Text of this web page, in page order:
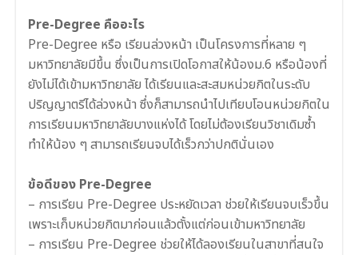
Pre-Degree คืออะไร
Pre-Degree หรือ เรียนล่วงหน้า เป็นโครงการที่หลาย ๆ
มหาวิทยาลัยมีขึ้น ซึ่งเป็นการเปิดโอกาสให้น้องม.6 หรือน้องที่
ยังไม่ได้เข้ามหาวิทยาลัย ได้เรียนและสะสมหน่วยกิตในระดับ
ปริญญาตรีได้ล่วงหน้า ซึ่งก็สามารถนำไปเทียบโอนหน่วยกิตใน
การเรียนมหาวิทยาลัยบางแห่งได้ โดยไม่ต้องเรียนวิชาเดิมซ้ำ
ทำให้น้อง ๆ สามารถเรียนจบได้เร็วกว่าปกตินั่นเอง
ข้อดีของ Pre-Degree
– การเรียน Pre-Degree ประหยัดเวลา ช่วยให้เรียนจบเร็วขึ้น
เพราะเก็บหน่วยกิตมาก่อนแล้วตั้งแต่ก่อนเข้ามหาวิทยาลัย
– การเรียน Pre-Degree ช่วยให้ได้ลองเรียนในสาขาที่สนใจ